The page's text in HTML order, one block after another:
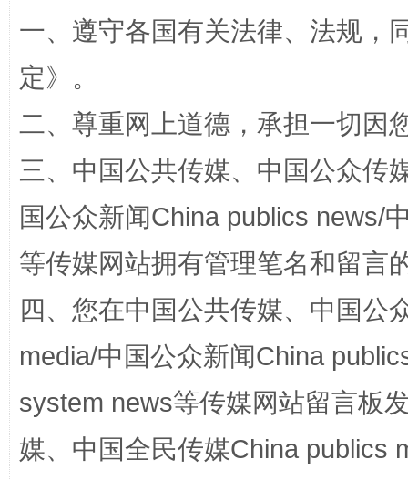
一、遵守各国有关法律、法规，
定》。
二、尊重网上道德，承担一切因
三、中国公共传媒、中国公众传
国公众新闻China publics news/
等传媒网站拥有管理笔名和留言
四、您在中国公共传媒、中国公
media/中国公众新闻China
system news等传媒网站留言板
媒、中国全民传媒China publics